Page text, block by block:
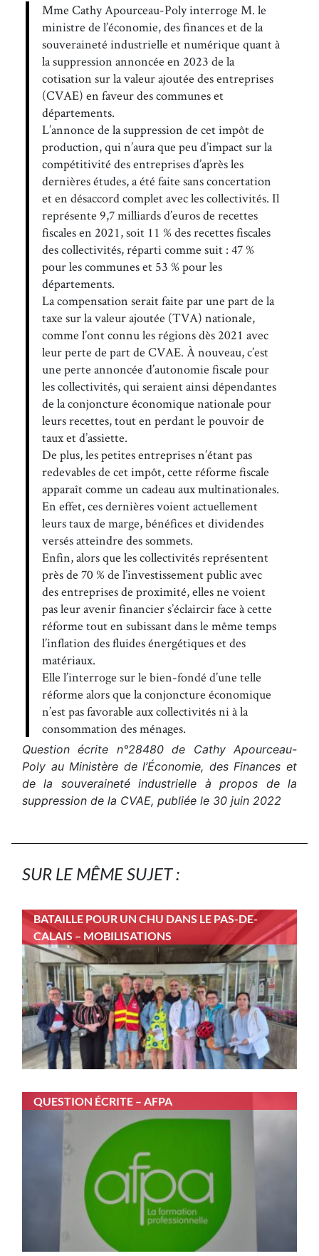
Mme Cathy Apourceau-Poly interroge M. le
ministre de l’économie, des finances et de la
souveraineté industrielle et numérique quant à
la suppression annoncée en 2023 de la
cotisation sur la valeur ajoutée des entreprises
(CVAE) en faveur des communes et
départements.
L’annonce de la suppression de cet impôt de
production, qui n’aura que peu d’impact sur la
compétitivité des entreprises d’après les
dernières études, a été faite sans concertation
et en désaccord complet avec les collectivités. Il
représente 9,7 milliards d’euros de recettes
fiscales en 2021, soit 11 % des recettes fiscales
des collectivités, réparti comme suit : 47 %
pour les communes et 53 % pour les
départements.
La compensation serait faite par une part de la
taxe sur la valeur ajoutée (TVA) nationale,
comme l’ont connu les régions dès 2021 avec
leur perte de part de CVAE. À nouveau, c’est
une perte annoncée d’autonomie fiscale pour
les collectivités, qui seraient ainsi dépendantes
de la conjoncture économique nationale pour
leurs recettes, tout en perdant le pouvoir de
taux et d’assiette.
De plus, les petites entreprises n’étant pas
redevables de cet impôt, cette réforme fiscale
apparaît comme un cadeau aux multinationales.
En effet, ces dernières voient actuellement
leurs taux de marge, bénéfices et dividendes
versés atteindre des sommets.
Enfin, alors que les collectivités représentent
près de 70 % de l’investissement public avec
des entreprises de proximité, elles ne voient
pas leur avenir financier s’éclaircir face à cette
réforme tout en subissant dans le même temps
l’inflation des fluides énergétiques et des
matériaux.
Elle l’interroge sur le bien-fondé d’une telle
réforme alors que la conjoncture économique
n’est pas favorable aux collectivités ni à la
consommation des ménages.
Question écrite n°28480 de Cathy Apourceau-
Poly au Ministère de l’Économie, des Finances et
de la souveraineté industrielle à propos de la
suppression de la CVAE, publiée le 30 juin 2022
SUR LE MÊME SUJET :
BATAILLE POUR UN CHU DANS LE PAS-DE-
CALAIS – MOBILISATIONS
QUESTION ÉCRITE – AFPA